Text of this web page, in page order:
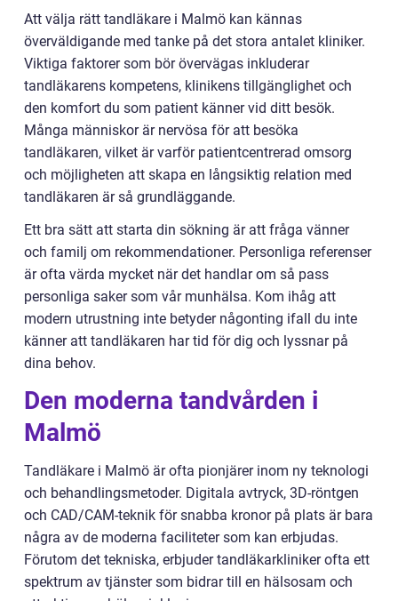
Att välja rätt tandläkare i Malmö kan kännas
överväldigande med tanke på det stora antalet kliniker.
Viktiga faktorer som bör övervägas inkluderar
tandläkarens kompetens, klinikens tillgänglighet och
den komfort du som patient känner vid ditt besök.
Många människor är nervösa för att besöka
tandläkaren, vilket är varför patientcentrerad omsorg
och möjligheten att skapa en långsiktig relation med
tandläkaren är så grundläggande.
Ett bra sätt att starta din sökning är att fråga vänner
och familj om rekommendationer. Personliga referenser
är ofta värda mycket när det handlar om så pass
personliga saker som vår munhälsa. Kom ihåg att
modern utrustning inte betyder någonting ifall du inte
känner att tandläkaren har tid för dig och lyssnar på
dina behov.
Den moderna tandvården i
Malmö
Tandläkare i Malmö är ofta pionjärer inom ny teknologi
och behandlingsmetoder. Digitala avtryck, 3D-röntgen
och CAD/CAM-teknik för snabba kronor på plats är bara
några av de moderna faciliteter som kan erbjudas.
Förutom det tekniska, erbjuder tandläkarkliniker ofta ett
spektrum av tjänster som bidrar till en hälsosam och